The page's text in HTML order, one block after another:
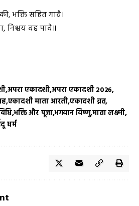
भक्ति सहित गावै।
निश्चय वह पावै॥
अपरा एकादशीअपरा एकादशी 2026
एकादशी माता आरतीएकादशी व्रत
भक्ति और पूजाभगवान विष्णुमाता लक्ष्मी
धर्म